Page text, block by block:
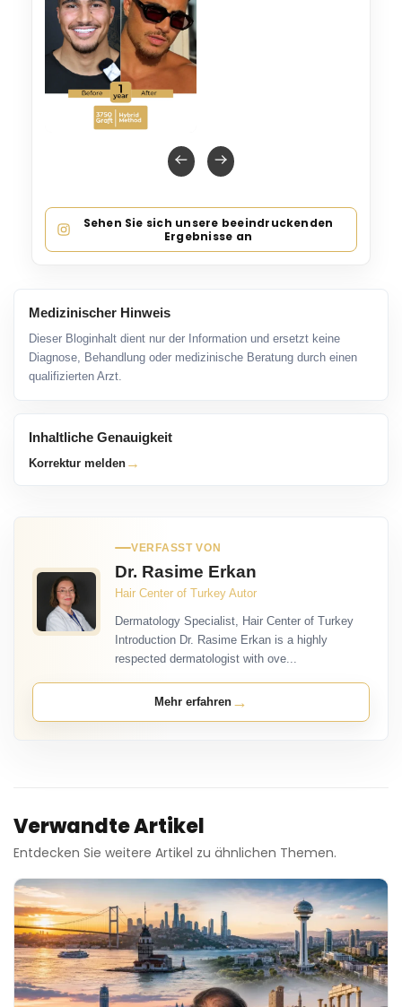
Sehen Sie sich unsere beeindruckenden
Ergebnisse an
Medizinischer Hinweis
Dieser Bloginhalt dient nur der Information und ersetzt keine
Diagnose, Behandlung oder medizinische Beratung durch einen
qualifizierten Arzt.
Inhaltliche Genauigkeit
Korrektur melden →
VERFASST VON
Dr. Rasime Erkan
Hair Center of Turkey Autor
Dermatology Specialist, Hair Center of Turkey
Introduction Dr. Rasime Erkan is a highly
respected dermatologist with ove...
Mehr erfahren →
Verwandte Artikel
Entdecken Sie weitere Artikel zu ähnlichen Themen.